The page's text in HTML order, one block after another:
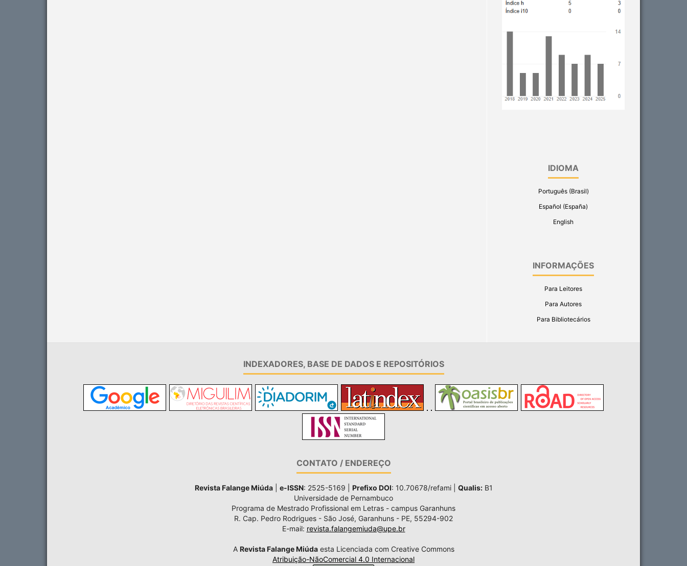
IDIOMA
Português (Brasil)
Español (España)
English
INFORMAÇÕES
Para Leitores
Para Autores
Para Bibliotecários
INDEXADORES, BASE DE DADOS E REPOSITÓRIOS
CONTATO / ENDEREÇO
Revista Falange Miúda| e-ISSN: 2525-5169 | Prefixo DOI: 10.70678/refami | Qualis:B1
Universidade de Pernambuco
Programa de Mestrado Profissional em Letras - campus Garanhuns
R. Cap. Pedro Rodrigues - São José, Garanhuns - PE, 55294-902
E-mail: revista.falangemiuda@upe.br
A Revista Falange Miúdaesta Licenciada com Creative Commons
Atribuição-NãoComercial 4.0 Internacional